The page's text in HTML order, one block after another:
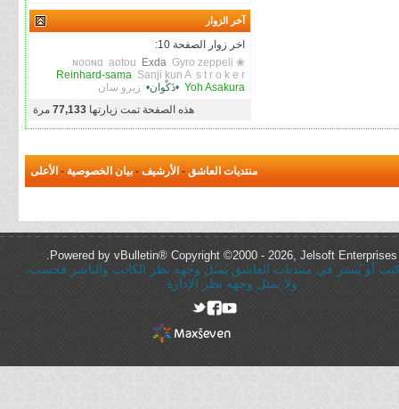
آخر الزوار
اخر زوار الصفحة 10:
❀ ɴooɴɑ
aotou Exda Gyro zeppeli
Reinhard-sama Sanji kun A s t r o k e r
Yoh Asakura •ذَكْوان• زيرو سان
هذه الصفحة تمت زيارتها 77,133 مرة
منتديات العاشق - الأرشيف - بيان الخصوصية - الأعلى
Powered by vBulletin® Copyright ©2000 - 2026, Jelsoft Enterprises
أو يُنشر في منتديات العاشق يُمثل وجهة نظر الكاتب والناشر فحسب،
ولا يمثل وجهه نظر الإدارة